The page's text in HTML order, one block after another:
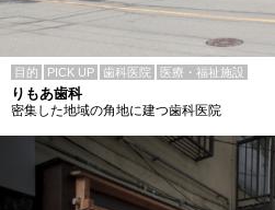
目的 PICK UP 歯科医院 医療・福祉施設
りもあ歯科
密集した地域の角地に建つ歯科医院